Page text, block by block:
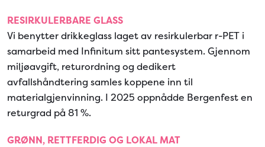
RESIRKULERBARE GLASS
Vi benytter drikkeglass laget av resirkulerbar r-PET i
samarbeid med Infinitum sitt pantesystem. Gjennom
miljøavgift, returordning og dedikert
avfallshåndtering samles koppene inn til
materialgjenvinning. I 2025 oppnådde Bergenfest en
returgrad på 81 %.
GRØNN, RETTFERDIG OG LOKAL MAT